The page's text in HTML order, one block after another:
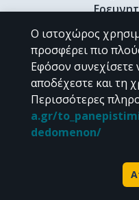
Διδακτορικές
Εκτός αν αναφέρεται
Ο ιστοχώρος
προσφέρει πιο
Εφόσον συνεχίσετε
αποδέχεστε και τη
Περισσότερες
a.gr/
dedomenon/